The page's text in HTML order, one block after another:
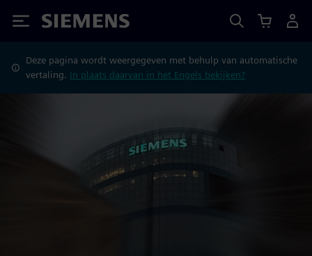
Siemens
Deze pagina wordt weergegeven met behulp van automatische
vertaling. In plaats daarvan in het Engels bekijken?